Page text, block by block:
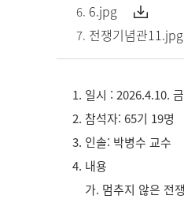
6.jpg
전쟁기념관11.jpg
1. 일시 : 2026.4.10.
2. 참석자: 65기 19명
3. 인솔: 박병수 교수
4. 내용
가. 멈추지 않은 전